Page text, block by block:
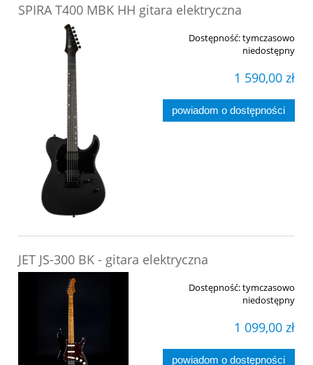
SPIRA T400 MBK HH gitara elektryczna
Dostępność:tymczasowo
niedostępny
1 590,00 zł
powiadom o dostępności
JET JS-300 BK - gitara elektryczna
Dostępność:tymczasowo
niedostępny
1 099,00 zł
powiadom o dostępności